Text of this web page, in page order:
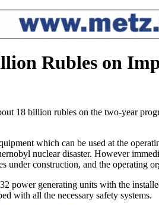
Rubles on
18 billion rubles on the two-year
which can be used at the
nuclear disaster. However
under construction, and the
power generating units with the
with all the necessary safety systems.